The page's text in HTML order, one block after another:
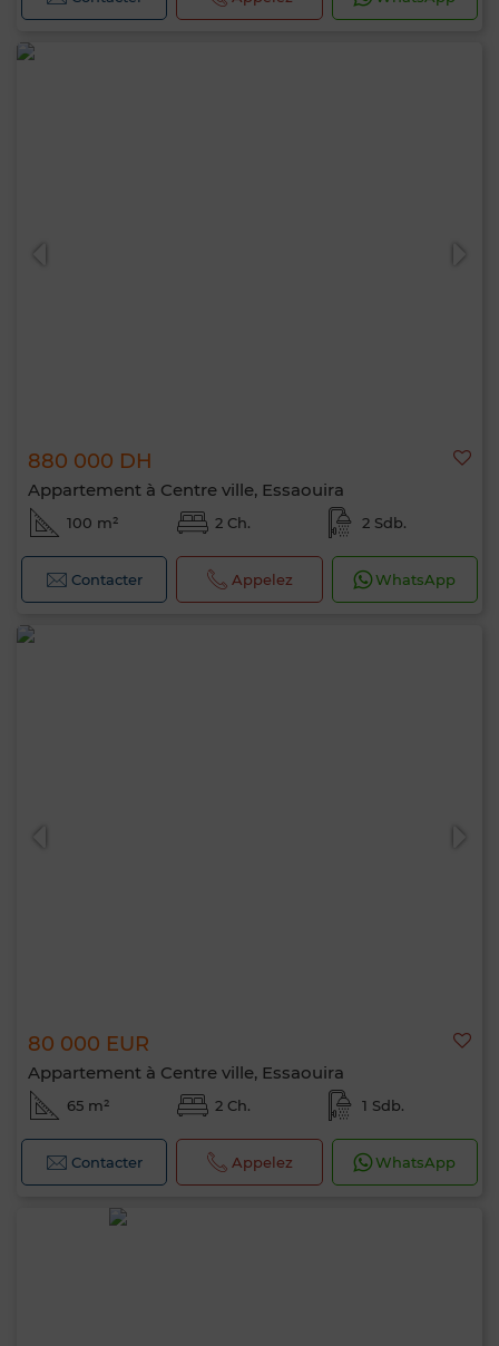
880 000 DH
Appartement à Centre ville, Essaouira
100 m² 2 Ch. 2 Sdb.
Contacter Appelez WhatsApp
80 000 EUR
Appartement à Centre ville, Essaouira
65 m² 2 Ch. 1 Sdb.
Contacter Appelez WhatsApp